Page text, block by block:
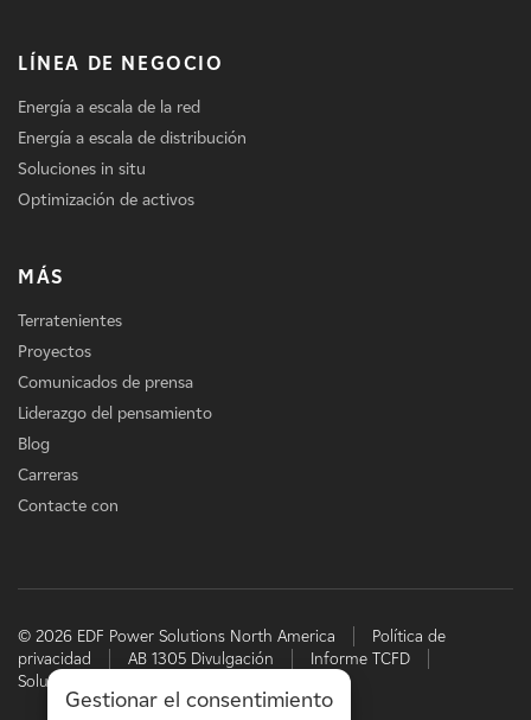
LÍNEA DE NEGOCIO
Energía a escala de la red
Energía a escala de distribución
Soluciones in situ
Optimización de activos
MÁS
Terratenientes
Proyectos
Comunicados de prensa
Liderazgo del pensamiento
Blog
Carreras
Contacte con
© 2026 EDF Power Solutions North America
Política de
privacidad
AB 1305 Divulgación
Informe TCFD
Soluciones energéticas de EDF
Gestionar el consentimiento